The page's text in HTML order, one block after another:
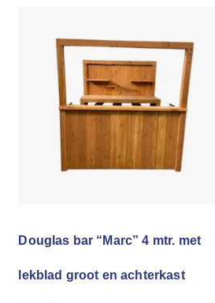
Douglas bar “Marc” 4 mtr. met
lekblad groot en achterkast